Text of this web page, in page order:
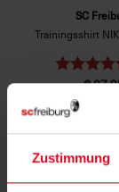
Zustimmung
SC
Trainingsshirt
€